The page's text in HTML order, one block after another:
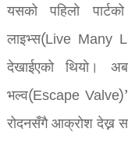
यसको पहिलो
लाइभ्स(Live Many
देखाईएको थियो।
भल्व(Escape
रोदनसँगै आक्रोश देख्न